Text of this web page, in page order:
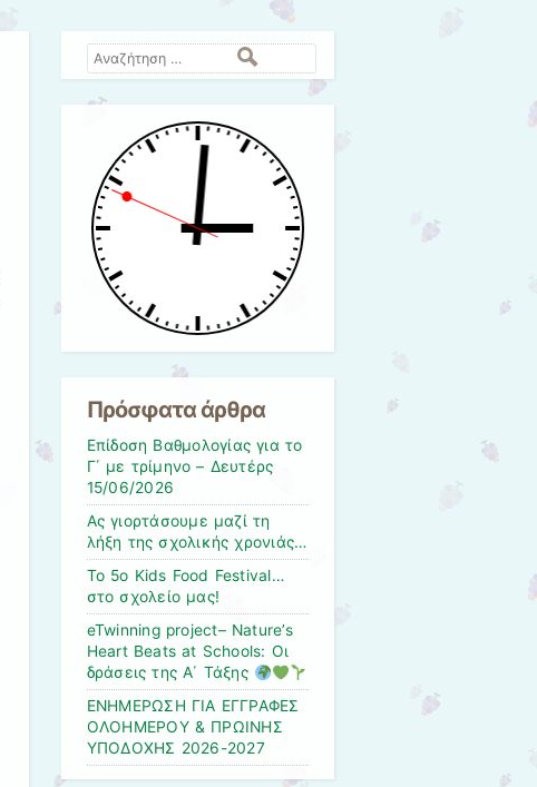
Αναζήτηση
Πρόσφατα άρθρα
Επίδοση Βαθμολογίας για το
Γ΄ με τρίμηνο – Δευτέρς
15/06/2026
Ας γιορτάσουμε μαζί τη
λήξη της σχολικής χρονιάς…
Το 5ο Kids Food Festival…
στο σχολείο μας!
eTwinning project– Nature’s
Heart Beats at Schools: Οι
δράσεις της Α΄ Τάξης
ΕΝΗΜΕΡΩΣΗ ΓΙΑ ΕΓΓΡΑΦΕΣ
ΟΛΟΗΜΕΡΟΥ & ΠΡΩΙΝΗΣ
ΥΠΟΔΟΧΗΣ 2026-2027